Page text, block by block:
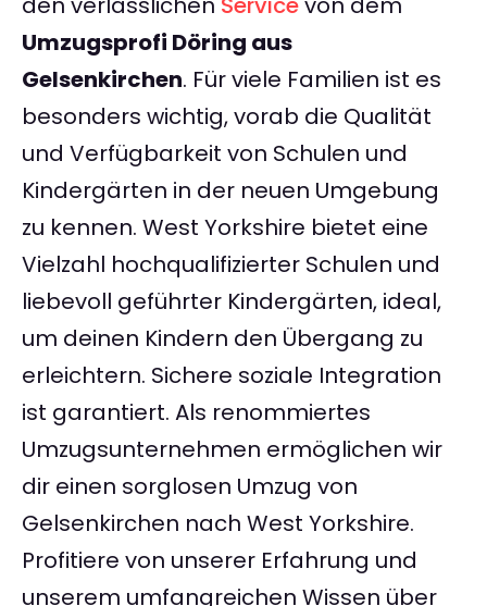
Umzugsprofi Döring aus
Gelsenkirchen. Für viele Familien ist es
besonders wichtig, vorab die Qualität
und Verfügbarkeit von Schulen und
Kindergärten in der neuen Umgebung
zu kennen. West Yorkshire bietet eine
Vielzahl hochqualifizierter Schulen und
liebevoll geführter Kindergärten, ideal,
um deinen Kindern den Übergang zu
erleichtern. Sichere soziale Integration
ist garantiert. Als renommiertes
Umzugsunternehmen ermöglichen wir
dir einen sorglosen Umzug von
Gelsenkirchen nach West Yorkshire.
Profitiere von unserer Erfahrung und
unserem umfangreichen Wissen über